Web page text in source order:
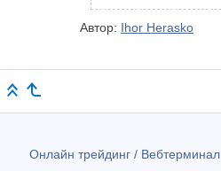
Автор: Ihor Herasko
Онлайн трейдинг / Вебтерминал